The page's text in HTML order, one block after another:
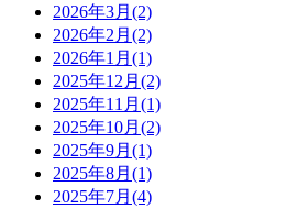
2026年3月(2)
2026年2月(2)
2026年1月(1)
2025年12月(2)
2025年11月(1)
2025年10月(2)
2025年9月(1)
2025年8月(1)
2025年7月(4)